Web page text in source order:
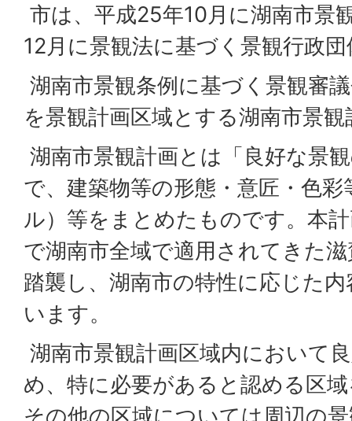
市は、平成25年10月に湖南市景
12月に景観法に基づく景観行政
湖南市景観条例に基づく景観審
を景観計画区域とする湖南市景
湖南市景観計画とは「良好な景
で、建築物等の形態・意匠・色
ル）等をまとめたものです。本
で湖南市全域で適用されてきた
踏襲し、湖南市の特性に応じた
います。
湖南市景観計画区域内において
め、特に必要があると認める区
その他の区域については周辺の